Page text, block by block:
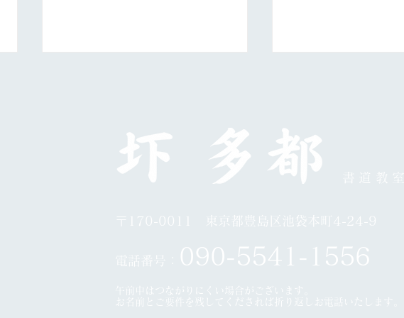
10月24日お休み
書道教室
〒170-0011 東京都豊島区池袋本町4-24-9
電話番号： 090-5541-1556
午前中はつながりにくい場合がございます。
​お名前とご要件を残してくだされば折り返しお電話いたします。